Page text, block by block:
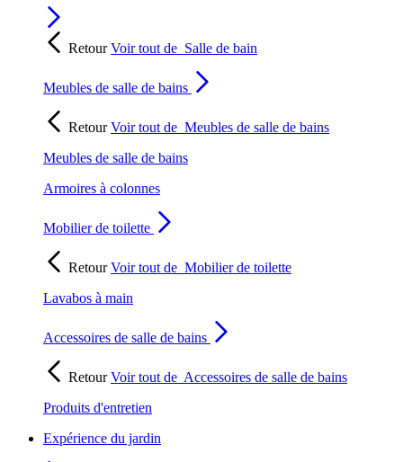
RetourVoir tout de Salle de bain
Meubles de salle de bains
RetourVoir tout de Meubles de salle de bains
Meubles de salle de bains
Armoires à colonnes
Mobilier de toilette
RetourVoir tout de Mobilier de toilette
Lavabos à main
Accessoires de salle de bains
RetourVoir tout de Accessoires de salle de bains
Produits d'entretien
Expérience du jardin